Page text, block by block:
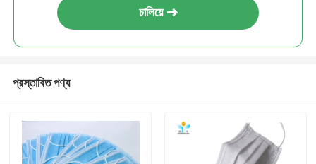
চালিয়ে
প্রস্তাবিত পণ্য